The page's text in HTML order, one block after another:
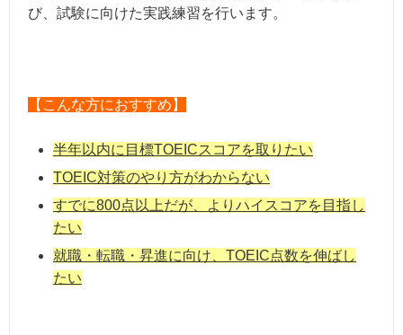
び、試験に向けた実践練習を行います。
【こんな方におすすめ】
半年以内に目標TOEICスコアを取りたい
TOEIC対策のやり方がわからない
すでに800点以上だが、よりハイスコアを目指し
たい
就職・転職・昇進に向け、TOEIC点数を伸ばし
たい